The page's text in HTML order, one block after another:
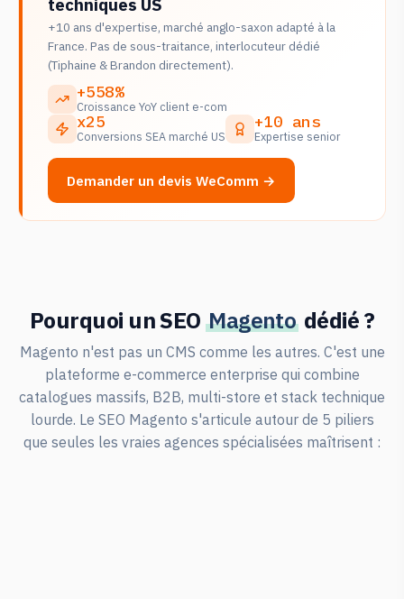
techniques US
+10 ans d'expertise, marché anglo-saxon adapté à la
France. Pas de sous-traitance, interlocuteur dédié
(Tiphaine & Brandon directement).
+558%
Croissance YoY client e-com
x25
Conversions SEA marché US
+10 ans
Expertise senior
Demander un devis WeComm →
Pourquoi un SEOMagento dédié ?
Magento n'est pas un CMS comme les autres. C'est une
plateforme e-commerce enterprise qui combine
catalogues massifs, B2B, multi-store et stack technique
lourde. Le SEO Magento s'articule autour de 5 piliers
que seules les vraies agences spécialisées maîtrisent :